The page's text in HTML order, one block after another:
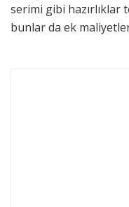
serimi gibi hazırlıklar
bunlar da ek